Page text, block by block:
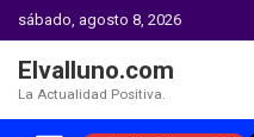
sábado, agosto 8, 2026
Elvalluno.com
La Actualidad Positiva.